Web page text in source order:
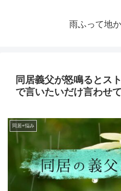
雨ふって地
同居義父が怒鳴るとス
で言いたいだけ言わせ
同居+悩み